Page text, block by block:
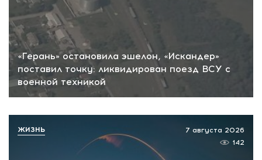
«Герань» остановила эшелон, «Искандер»
поставил точку: ликвидирован поезд ВСУ с
военной техникой
7 августа 2026
142
ЖИЗНЬ